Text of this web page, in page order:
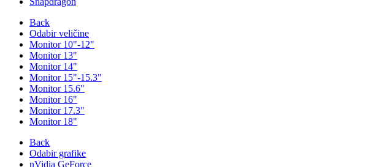
Back
Odabir veličine
Monitor 10"-12"
Monitor 13"
Monitor 14"
Monitor 15"-15.3"
Monitor 15.6"
Monitor 16"
Monitor 17.3"
Monitor 18"
Back
Odabir grafike
nVidia GeForce